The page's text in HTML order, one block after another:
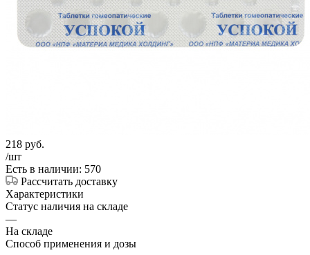
218 руб.
/шт
Есть в наличии: 570
Рассчитать доставку
Характеристики
Статус наличия на складе
—
На складе
Способ применения и дозы